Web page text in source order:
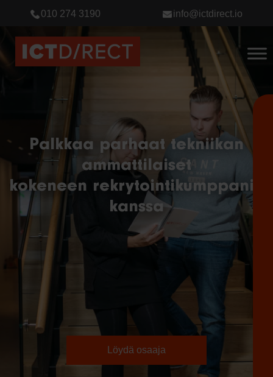
010 274 3190 info@ictdirect.io
Palkkaa parhaat tekniikan
ammattilaiset
kokeneen rekrytointikumppanin
kanssa
Löydä osaaja